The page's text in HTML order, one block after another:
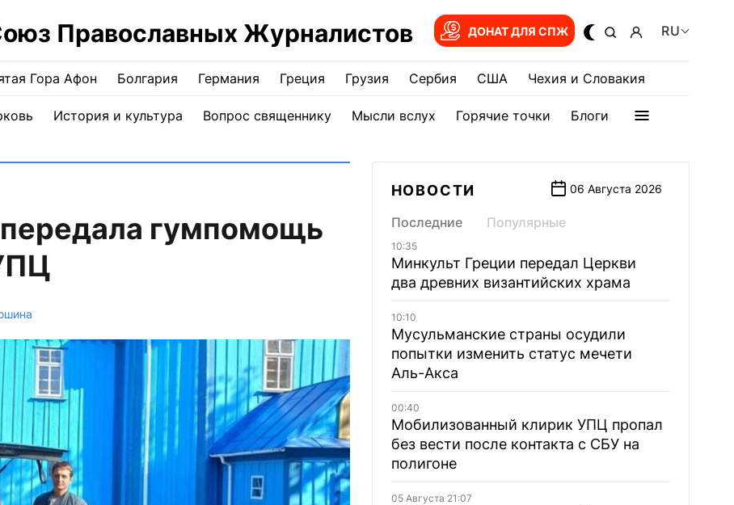
Православных Журналистов ДОНАТ ДЛЯ СПЖ RU
Гора Афон Болгария Германия Греция Грузия Сербия США Чехия и Словакия
История и культура Вопрос священнику Мысли вслух Горячие точки Блоги
гумпомощь
НОВОСТИ 06 Августа 2026
Последние Популярные
10:35
Минкульт Греции передал Церкви
два древних византийских храма
10:10
Мусульманские страны осудили
попытки изменить статус мечети
Аль-Акса
00:40
Мобилизованный клирик УПЦ пропал
без вести после контакта с СБУ на
полигоне
05 Августа 21:07